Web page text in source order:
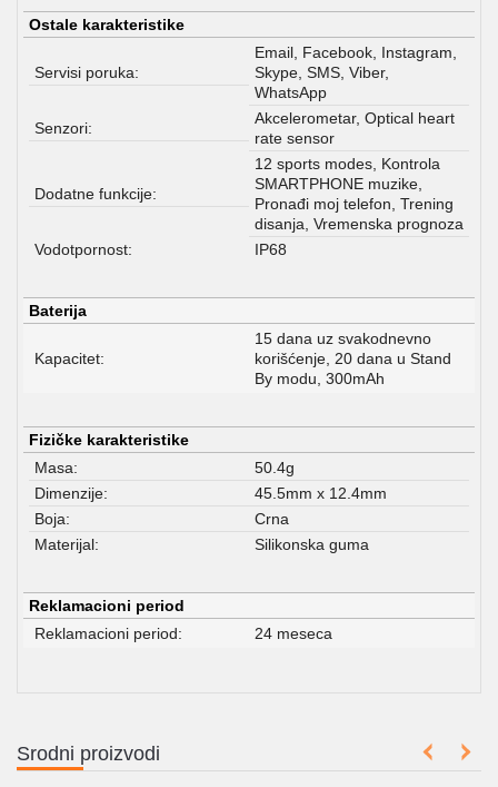
Ostale karakteristike
Servisi poruka:
Email, Facebook, Instagram,
Skype, SMS, Viber,
WhatsApp
Senzori:
Akcelerometar, Optical heart
rate sensor
Dodatne funkcije:
12 sports modes, Kontrola
SMARTPHONE muzike,
Pronađi moj telefon, Trening
disanja, Vremenska prognoza
Vodotpornost:
IP68
Baterija
Kapacitet:
15 dana uz svakodnevno
korišćenje, 20 dana u Stand
By modu, 300mAh
Fizičke karakteristike
Masa:
50.4g
Dimenzije:
45.5mm x 12.4mm
Boja:
Crna
Materijal:
Silikonska guma
Reklamacioni period
Reklamacioni period:
24 meseca
Srodni proizvodi